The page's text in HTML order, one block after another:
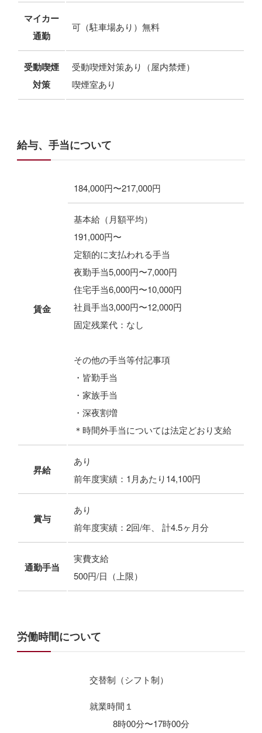
マイカー
通勤
可（駐車場あり）無料
受動喫煙
対策
受動喫煙対策あり（屋内禁煙）
喫煙室あり
給与、手当について
賃金
184,000円〜217,000円
基本給（月額平均）
191,000円〜
定額的に支払われる手当
夜勤手当5,000円〜7,000円
住宅手当6,000円〜10,000円
社員手当3,000円〜12,000円
固定残業代：なし
その他の手当等付記事項
・皆勤手当
・家族手当
・深夜割増
＊時間外手当については法定どおり支給
昇給
あり
前年度実績：1月あたり14,100円
賞与
あり
前年度実績：2回/年、 計4.5ヶ月分
通勤手当
実費支給
500円/日（上限）
労働時間について
交替制（シフト制）
就業時間１
8時00分〜17時00分